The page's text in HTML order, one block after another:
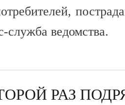
служба ведомства.
РАЗ